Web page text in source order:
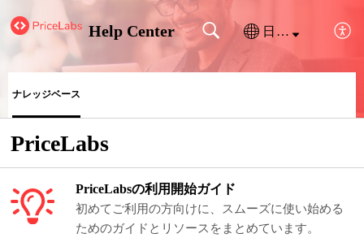
Help Center 日本語
ナレッジベース
PriceLabs
PriceLabsの利用開始ガイド
初めてご利用の方向けに、スムーズに使い始める
ためのガイドとリソースをまとめています。